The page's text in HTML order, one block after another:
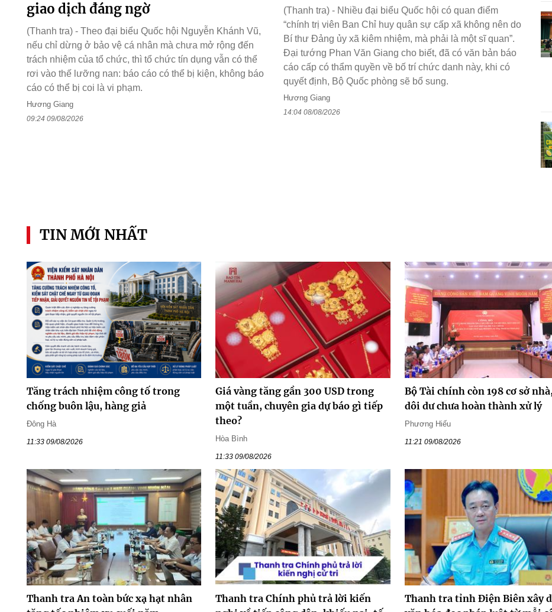
giao dịch đáng ngờ
(Thanh tra) - Theo đại biểu Quốc hội Nguyễn Khánh Vũ,
nếu chỉ dừng ở bảo vệ cá nhân mà chưa mở rộng đến
trách nhiệm của tổ chức, thì tổ chức tín dụng vẫn có thể
rơi vào thế lưỡng nan: báo cáo có thể bị kiện, không báo
cáo có thể bị coi là vi phạm.
Hương Giang
09:24 09/08/2026
(Thanh tra) - Nhiều đại biểu Quốc hội có quan điểm
“chính trị viên Ban Chỉ huy quân sự cấp xã không nên do
Bí thư Đảng ủy xã kiêm nhiệm, mà phải là một sĩ quan”.
Đại tướng Phan Văn Giang cho biết, đã có văn bản báo
cáo cấp có thẩm quyền về bố trí chức danh này, khi có
quyết định, Bộ Quốc phòng sẽ bổ sung.
Hương Giang
14:04 08/08/2026
TIN MỚI NHẤT
Tăng trách nhiệm công tố trong
chống buôn lậu, hàng giả
Đông Hà
11:33 09/08/2026
Giá vàng tăng gần 300 USD trong
một tuần, chuyên gia dự báo gì tiếp
theo?
Hòa Bình
11:33 09/08/2026
Bộ Tài chính còn 198 cơ sở
dôi dư chưa hoàn thành xử lý
Phương Hiếu
11:21 09/08/2026
Thanh tra An toàn bức xạ hạt nhân
Thanh tra Chính phủ trả lời kiến
Thanh tra tỉnh Điện Biên xây